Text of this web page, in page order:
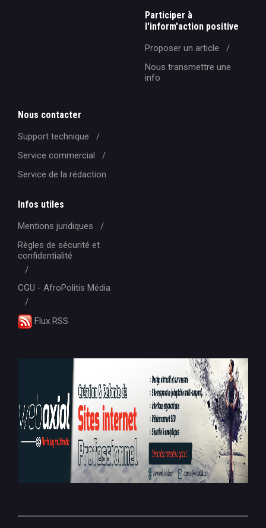
Participer à
l'inform'action positive
Proposer un article
Nous transmettre une
info
Nous contacter
Support technique
Service commercial
Service de la rédaction
Infos utiles
Mentions juridiques
Règles de sécurité et
confidentialité
CGU - AfroPolitis Média
Flux RSS